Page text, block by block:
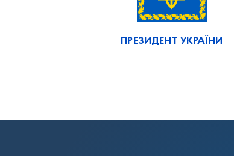
ПРЕЗИДЕНТ УКРАЇНИ